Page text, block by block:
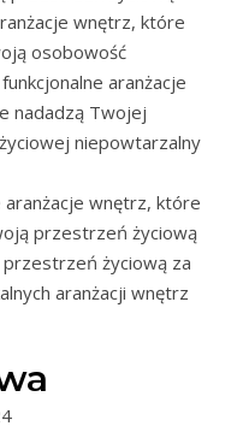
wnętrz, które
osobowość
aranżacje
nadadzą Twojej
niepowtarzalny
aranżacje wnętrz, które
przestrzeń życiową
życiową za
aranżacji wnętrz